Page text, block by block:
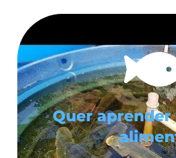
Quer